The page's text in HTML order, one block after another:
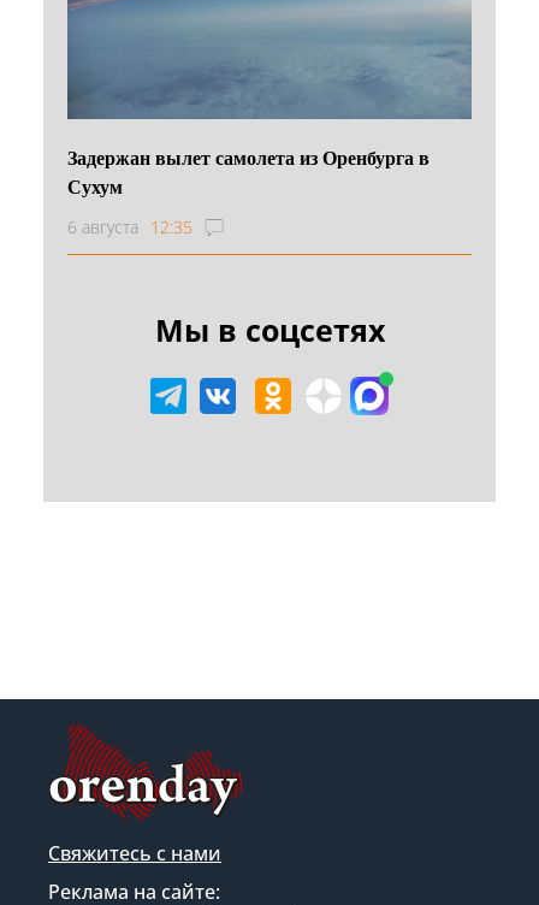
Задержан вылет самолета из Оренбурга в
Сухум
6 августа 12:35
Мы в соцсетях
Свяжитесь с нами
Реклама на сайте: